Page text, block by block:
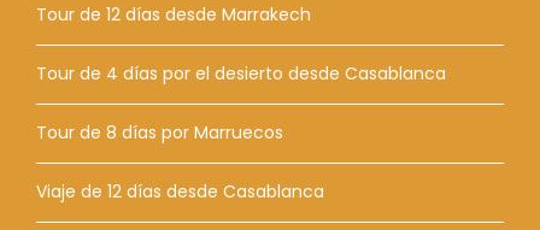
Tour de 12 días desde Marrakech
Tour de 4 días por el desierto desde Casablanca
Tour de 8 días por Marruecos
Viaje de 12 días desde Casablanca